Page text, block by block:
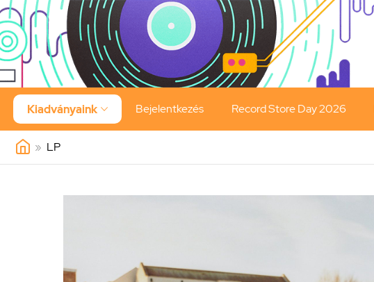
Kiadványaink  Bejelentkezés Record Store Day 2026
» LP